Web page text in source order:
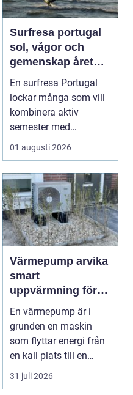
Surfresa portugal
sol, vågor och
gemenskap året
runt
En surfresa Portugal
lockar många som vill
kombinera aktiv
semester med
avkoppling, god mat
och enke...
01 augusti 2026
Värmepump arvika
smart
uppvärmning för
värmländskt klimat
En värmepump är i
grunden en maskin
som flyttar energi från
en kall plats till en
varm. Den använder...
31 juli 2026